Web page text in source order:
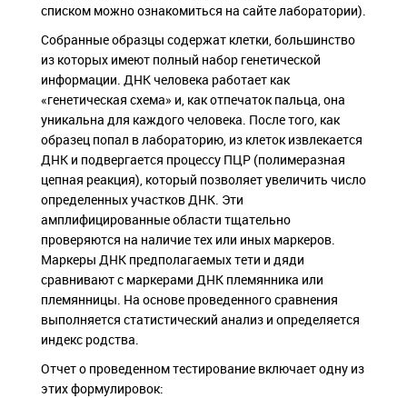
списком можно ознакомиться на сайте лаборатории).
Собранные образцы содержат клетки, большинство
из которых имеют полный набор генетической
информации. ДНК человека работает как
«генетическая схема» и, как отпечаток пальца, она
уникальна для каждого человека. После того, как
образец попал в лабораторию, из клеток извлекается
ДНК и подвергается процессу ПЦР (полимеразная
цепная реакция), который позволяет увеличить число
определенных участков ДНК. Эти
амплифицированные области тщательно
проверяются на наличие тех или иных маркеров.
Маркеры ДНК предполагаемых тети и дяди
сравнивают с маркерами ДНК племянника или
племянницы. На основе проведенного сравнения
выполняется статистический анализ и определяется
индекс родства.
Отчет о проведенном тестирование включает одну из
этих формулировок: